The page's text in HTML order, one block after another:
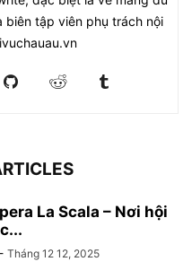
biên tập viên phụ trách nội
La Scala – Nơi hội
- Tháng 12 12, 2025